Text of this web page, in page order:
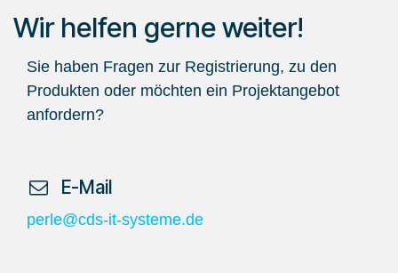
Wir helfen gerne weiter!
Sie haben Fragen zur Registrierung, zu den
Produkten oder möchten ein Projektangebot
anfordern?
​ E-Mail
perle@cds-it-systeme.de